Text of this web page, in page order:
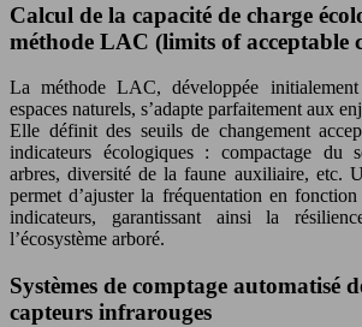
Calcul de la capacité de charge
méthode LAC (limits of acceptable
La méthode LAC, développée
espaces naturels, s’adapte parfaitement aux
Elle définit des seuils de changement
indicateurs écologiques : compactage du
arbres, diversité de la faune auxiliaire, etc.
permet d’ajuster la fréquentation en
indicateurs, garantissant ainsi la
l’écosystème arboré.
Systèmes de comptage automatisé
capteurs infrarouges